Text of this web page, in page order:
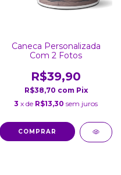
Caneca Personalizada
Com 2 Fotos
R$39,90
R$38,70 com Pix
3 x de R$13,30 sem juros
COMPRAR